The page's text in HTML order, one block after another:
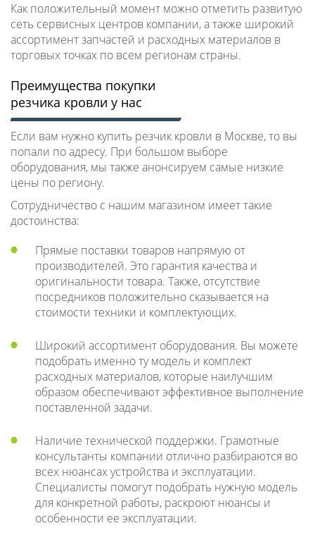
Как положительный момент можно отметить развитую
сеть сервисных центров компании, а также широкий
ассортимент запчастей и расходных материалов в
торговых точках по всем регионам страны.
Преимущества покупки
резчика кровли у нас
Если вам нужно купить резчик кровли в Москве, то вы
попали по адресу. При большом выборе
оборудования, мы также анонсируем самые низкие
цены по региону.
Сотрудничество с нашим магазином имеет такие
достоинства:
Прямые поставки товаров напрямую от
производителей. Это гарантия качества и
оригинальности товара. Также, отсутствие
посредников положительно сказывается на
стоимости техники и комплектующих.
Широкий ассортимент оборудования. Вы можете
подобрать именно ту модель и комплект
расходных материалов, которые наилучшим
образом обеспечивают эффективное выполнение
поставленной задачи.
Наличие технической поддержки. Грамотные
консультанты компании отлично разбираются во
всех нюансах устройства и эксплуатации.
Специалисты помогут подобрать нужную модель
для конкретной работы, раскроют нюансы и
особенности ее эксплуатации.